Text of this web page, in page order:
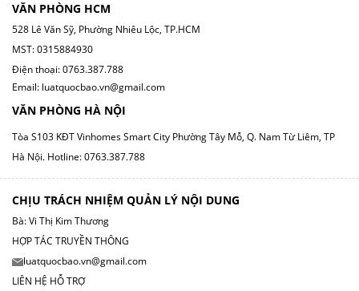
VĂN PHÒNG HCM
528 Lê Văn Sỹ, Phường Nhiêu Lộc, TP.HCM
MST: 0315884930
Điện thoại: 0763.387.788
Email: luatquocbao.vn@gmail.com
VĂN PHÒNG HÀ NỘI
Tòa S103 KĐT Vinhomes Smart City Phường Tây Mỗ, Q. Nam Từ Liêm, TP
Hà Nội. Hotline: 0763.387.788
CHỊU TRÁCH NHIỆM QUẢN LÝ NỘI DUNG
Bà: Vi Thị Kim Thương
HỢP TÁC TRUYỀN THÔNG
luatquocbao.vn@gmail.com
LIÊN HỆ HỖ TRỢ